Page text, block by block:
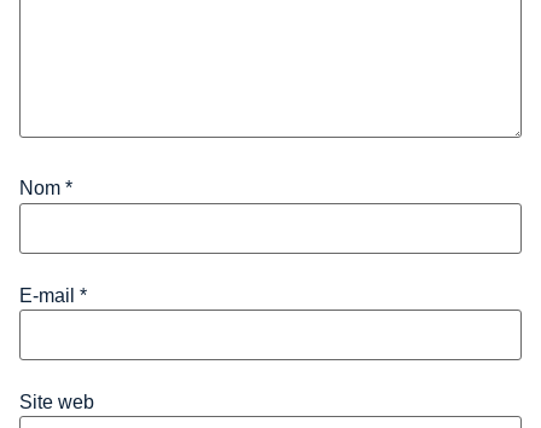
Nom *
E-mail *
Site web